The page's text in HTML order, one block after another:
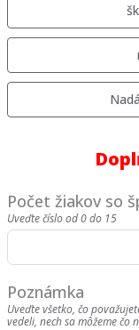
Počet žiakov so
Uveďte číslo od 0 do 15
Poznámka
Uveďte všetko, čo
vedeli, nech sa môžeme